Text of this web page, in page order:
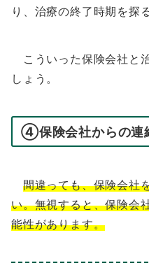
り、治療の終了時期を探
こういった保険会社と
しょう。
④保険会社からの連
間違っても、保険会社
い。無視すると、保険会
能性があります。